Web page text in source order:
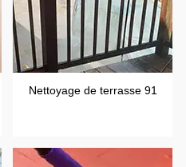
Nettoyage de terrasse 91